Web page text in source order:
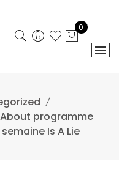
0
About programme
Is A Lie